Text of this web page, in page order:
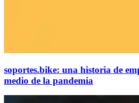
soportes.bike: una historia de
medio de la pandemia